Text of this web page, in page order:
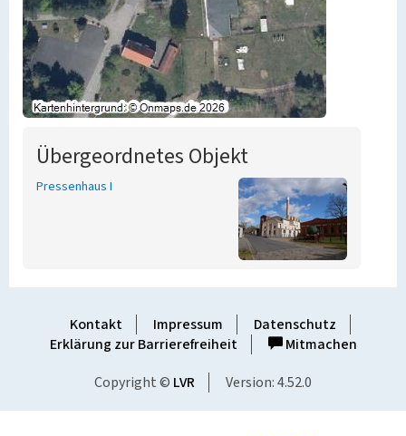
Übergeordnetes Objekt
Pressenhaus I
Kontakt Impressum
Datenschutz
Erklärung zur Barrierefreiheit
Mitmachen
Copyright © LVR Version: 4.52.0